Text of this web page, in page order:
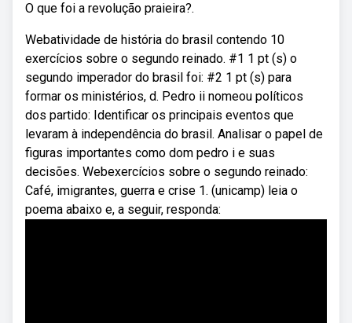
O que foi a revolução praieira?.
Webatividade de história do brasil contendo 10
exercícios sobre o segundo reinado. #1 1 pt (s) o
segundo imperador do brasil foi: #2 1 pt (s) para
formar os ministérios, d. Pedro ii nomeou políticos
dos partido: Identificar os principais eventos que
levaram à independência do brasil. Analisar o papel de
figuras importantes como dom pedro i e suas
decisões. Webexercícios sobre o segundo reinado:
Café, imigrantes, guerra e crise 1. (unicamp) leia o
poema abaixo e, a seguir, responda: